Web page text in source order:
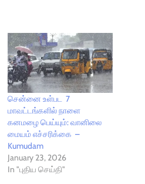
சென்னை உள்பட 7
மாவட்டங்களில் நாளை
கனமழை பெய்யும்: வானிலை
மையம் எச்சரிக்கை –
Kumudam
January 23, 2026
In "புதிய செய்தி"